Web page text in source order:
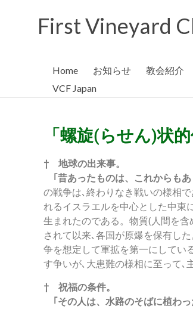
First Vineyard
Home お知らせ 教会紹介
VCF Japan
「螺旋(らせん)状
† 地球の出来事。
｢昔あったものは、これからもあ
の戦争は､終わりなき戦いの様相
れるイスラエルを中心とした中東
生まれたのである。物質(人間を
されて以来､各国が原爆を保有し
争を想定して軍拡を第一にしてい
す争いが､大患難の様相に至って､
† 祝福の条件。
｢その人は、水路のそばに植わ